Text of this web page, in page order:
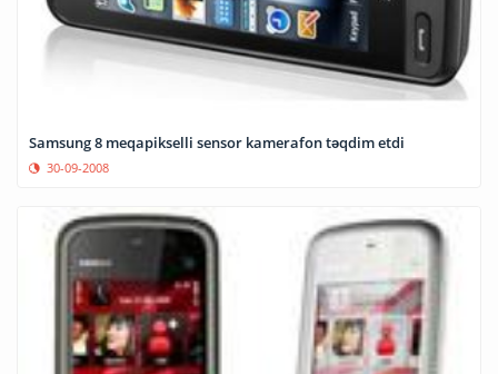
Samsung 8 meqapikselli sensor kamerafon təqdim etdi
30-09-2008